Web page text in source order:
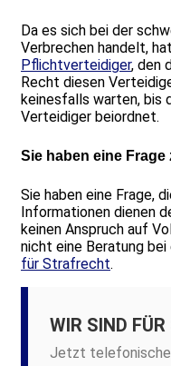
Da es sich bei der
Verbrechen handelt,
Pflichtverteidiger, den
Recht diesen
keinesfalls warten, bis
Verteidiger beiordnet.
Sie haben eine
Sie haben eine Frage,
Informationen dienen
keinen Anspruch auf
nicht eine Beratung bei
für Strafrecht.
WIR SIND FÜR
Jetzt telefonische